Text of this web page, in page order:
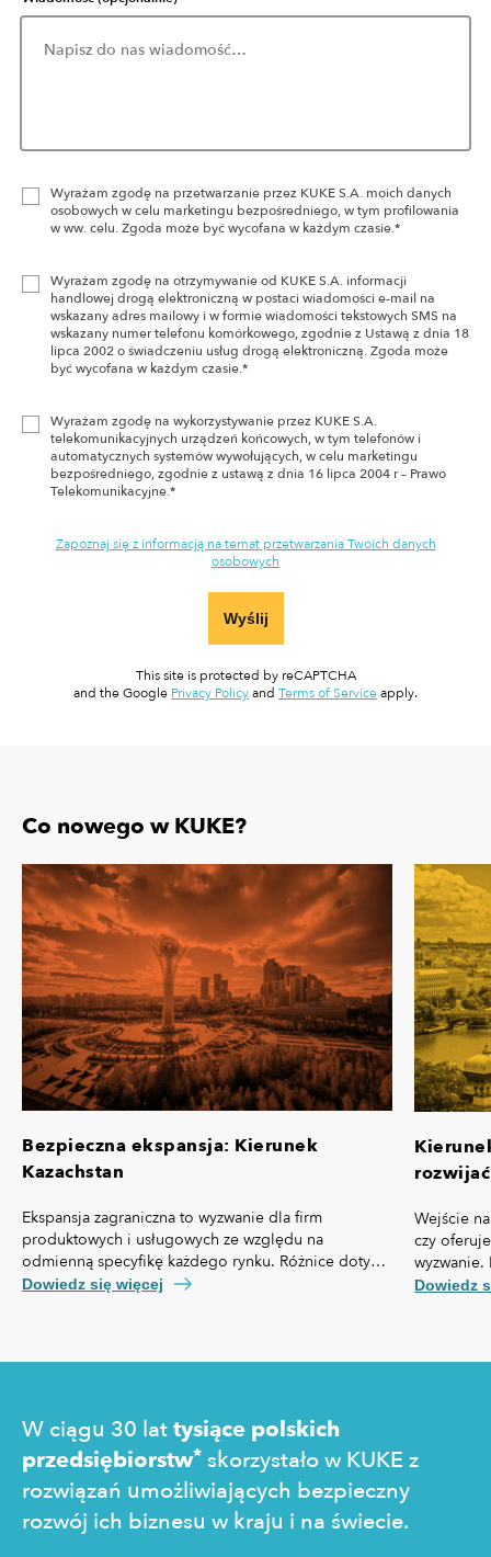
Wyrażam zgodę na przetwarzanie przez KUKE S.A. moich danych
osobowych w celu marketingu bezpośredniego, w tym profilowania
w ww. celu. Zgoda może być wycofana w każdym czasie.*
Wyrażam zgodę na otrzymywanie od KUKE S.A. informacji
handlowej drogą elektroniczną w postaci wiadomości e-mail na
wskazany adres mailowy i w formie wiadomości tekstowych SMS na
wskazany numer telefonu komórkowego, zgodnie z Ustawą z dnia 18
lipca 2002 o świadczeniu usług drogą elektroniczną. Zgoda może
być wycofana w każdym czasie.*
Wyrażam zgodę na wykorzystywanie przez KUKE S.A.
telekomunikacyjnych urządzeń końcowych, w tym telefonów i
automatycznych systemów wywołujących, w celu marketingu
bezpośredniego, zgodnie z ustawą z dnia 16 lipca 2004 r – Prawo
Telekomunikacyjne.*
Zapoznaj się z informacją na temat przetwarzania Twoich danych
osobowych
Wyślij
This site is protected by reCAPTCHA
and the Google Privacy Policyand Terms of Serviceapply.
Co nowego w KUKE?
Bezpieczna ekspansja: Kierunek
Kazachstan
Ekspansja zagraniczna to wyzwanie dla firm
produktowych i usługowych ze względu na
odmienną specyfikę każdego rynku. Różnice dotyczą
nie tylko przepisów prawa czy technologii, ale też,
Dowiedz się więcej
Wejście
czy
własną
Dowiedz
W ciągu 30 lattysiące polskich
przedsiębiorstw* skorzystało w KUKE z
rozwiązań umożliwiających bezpieczny
rozwój ich biznesu w kraju i na świecie.